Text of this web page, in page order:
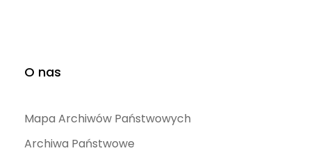
O nas
Mapa Archiwów Państwowych
Archiwa Państwowe